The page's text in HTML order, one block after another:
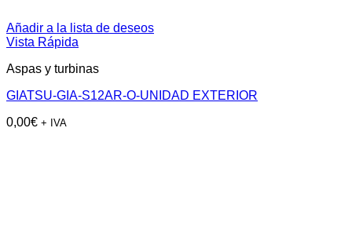
Añadir a la lista de deseos
Vista Rápida
Aspas y turbinas
GIATSU-GIA-S12AR-O-UNIDAD EXTERIOR
0,00€ + IVA